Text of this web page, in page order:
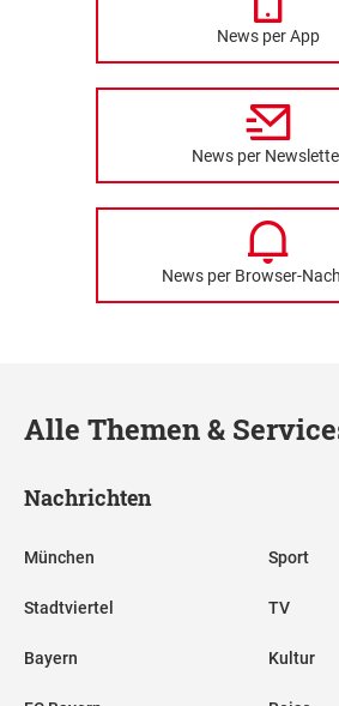
News per App
News per
News per Browser-
Alle Themen &
Nachrichten
München
Stadtviertel
Bayern
Sport
TV
Kultur